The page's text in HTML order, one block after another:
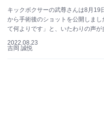
キックボクサーの武尊さんは8月19
から手術後のショットを公開しま
て何よりです」と、いたわりの声が
2022.08.23
吉岡 誠悦